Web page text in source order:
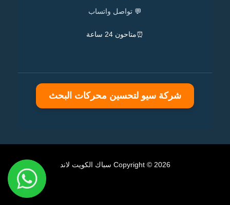
💬 تواصل واتساب
⏰متاحون 24 ساعة
شركة سيو لتحسين محركات البحث
Copyright © 2026 سباك الكويت لاند